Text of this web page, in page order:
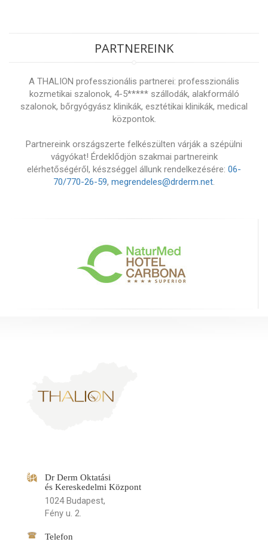
PARTNEREINK
A THALION professzionális partnerei: professzionális
kozmetikai szalonok, 4-5***** szállodák, alakformáló
szalonok, bőrgyógyász klinikák, esztétikai klinikák, medical
központok.
Partnereink országszerte felkészülten várják a szépülni
vágyókat! Érdeklődjön szakmai partnereink
elérhetőségéről, készséggel állunk rendelkezésére: 06-
70/770-26-59, megrendeles@drderm.net.
Dr Derm Oktatási
és Kereskedelmi Központ
1024 Budapest,
Fény u. 2.
Telefon